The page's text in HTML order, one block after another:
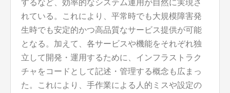
するなど、効率的なシステム運用が自然に実現さ
れている。これにより、平常時でも大規模障害発
生時でも安定的かつ高品質なサービス提供が可能
となる。加えて、各サービスや機能をそれぞれ独
立して開発・運用するために、インフラストラク
チャをコードとして記述・管理する概念も広まっ
た。これにより、手作業による人的ミスや設定の